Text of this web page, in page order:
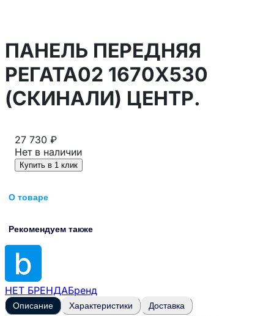
ПАНЕЛЬ ПЕРЕДНЯЯ
РЕГАТА02 1670Х530
(СКИНАЛИ) ЦЕНТР.
27 730 ₽
Нет в наличии
Купить в 1 клик
О товаре
Рекомендуем также
НЕТ БРЕНДАБренд
Описание Характеристики Доставка